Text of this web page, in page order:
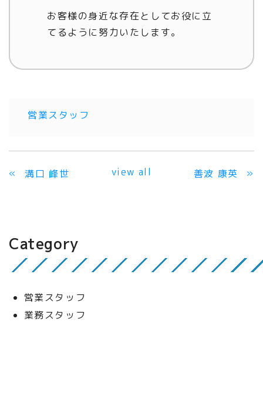
お客様の身近な存在としてお役に立
てるように努力いたします。
営業スタッフ
« 溝口 峰世 view all 善波 康英 »
Category
営業スタッフ
業務スタッフ